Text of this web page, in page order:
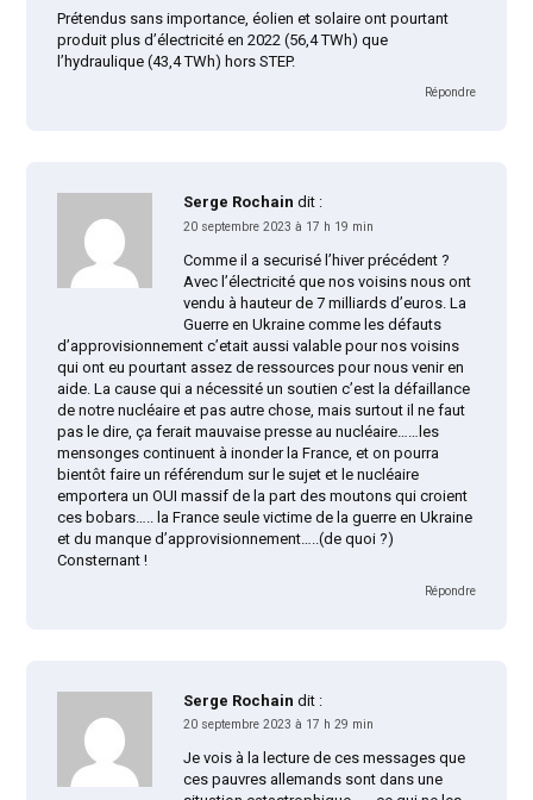
Prétendus sans importance, éolien et solaire ont pourtant
produit plus d’électricité en 2022 (56,4 TWh) que
l’hydraulique (43,4 TWh) hors STEP.
Répondre
Serge Rochain dit :
20 septembre 2023 à 17 h 19 min
Comme il a securisé l’hiver précédent ?
Avec l’électricité que nos voisins nous ont
vendu à hauteur de 7 milliards d’euros. La
Guerre en Ukraine comme les défauts
d’approvisionnement c’etait aussi valable pour nos voisins
qui ont eu pourtant assez de ressources pour nous venir en
aide. La cause qui a nécessité un soutien c’est la défaillance
de notre nucléaire et pas autre chose, mais surtout il ne faut
pas le dire, ça ferait mauvaise presse au nucléaire……les
mensonges continuent à inonder la France, et on pourra
bientôt faire un référendum sur le sujet et le nucléaire
emportera un OUI massif de la part des moutons qui croient
ces bobars….. la France seule victime de la guerre en Ukraine
et du manque d’approvisionnement…..(de quoi ?)
Consternant !
Répondre
Serge Rochain dit :
20 septembre 2023 à 17 h 29 min
Je vois à la lecture de ces messages que
ces pauvres allemands sont dans une